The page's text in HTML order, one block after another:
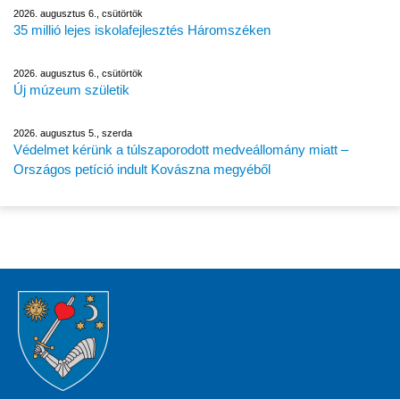
2026. augusztus 6., csütörtök
35 millió lejes iskolafejlesztés Háromszéken
2026. augusztus 6., csütörtök
Új múzeum születik
2026. augusztus 5., szerda
Védelmet kérünk a túlszaporodott medveállomány miatt –
Országos petíció indult Kovászna megyéből